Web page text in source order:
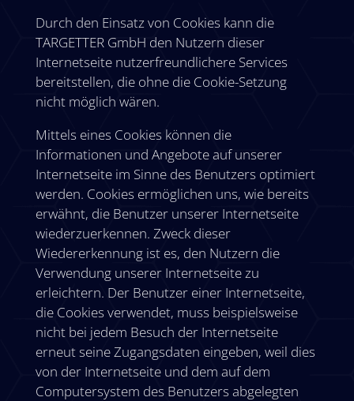
Durch den Einsatz von Cookies kann die
TARGETTER GmbH den Nutzern dieser
Internetseite nutzerfreundlichere Services
bereitstellen, die ohne die Cookie-Setzung
nicht möglich wären.
Mittels eines Cookies können die
Informationen und Angebote auf unserer
Internetseite im Sinne des Benutzers optimiert
werden. Cookies ermöglichen uns, wie bereits
erwähnt, die Benutzer unserer Internetseite
wiederzuerkennen. Zweck dieser
Wiedererkennung ist es, den Nutzern die
Verwendung unserer Internetseite zu
erleichtern. Der Benutzer einer Internetseite,
die Cookies verwendet, muss beispielsweise
nicht bei jedem Besuch der Internetseite
erneut seine Zugangsdaten eingeben, weil dies
von der Internetseite und dem auf dem
Computersystem des Benutzers abgelegten